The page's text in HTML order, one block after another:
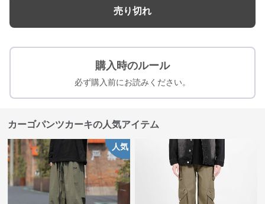
売り切れ
購入時のルール
必ず購入前にお読みください。
カーゴパンツカーキの人気アイテム
人気